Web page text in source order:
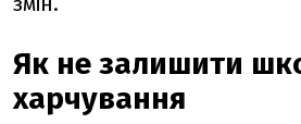
Як не залишити
харчування